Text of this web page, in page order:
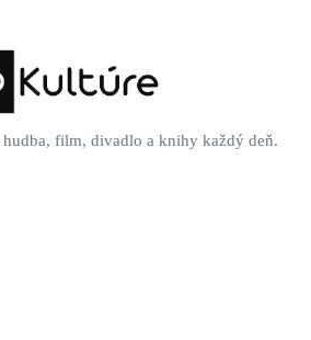
film, divadlo a knihy každý deň.